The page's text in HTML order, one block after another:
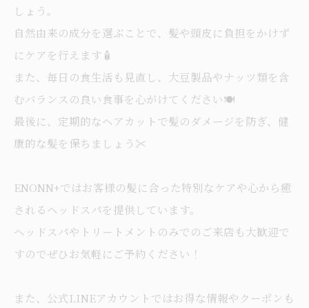
しょう。
自然由来の成分を選ぶことで、髪や頭皮に負担をかけず
にケアを行えます🧴
また、毎日の食生活も見直し、大豆製品やナッツ類を含
むバランスの良い食事を心がけてください🍽️
最後に、定期的なヘアカットで髪のダメージを防ぎ、健
康的な髪を保ちましょう✂️
ENONN+ではお客様の髪に合った特別なケアや心から癒
されるヘッドスパを提供しています。
ヘッドスパやトリートメントのみでのご来店も大歓迎で
すのでぜひお気軽にご予約ください！
また、公式LINEアカウントではお得な情報やクーポンも